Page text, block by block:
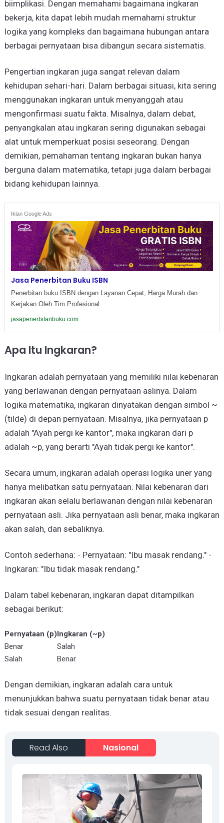
biimplikasi. Dengan memahami bagaimana ingkaran
bekerja, kita dapat lebih mudah memahami struktur
logika yang kompleks dan bagaimana hubungan antara
berbagai pernyataan bisa dibangun secara sistematis.
Pengertian ingkaran juga sangat relevan dalam
kehidupan sehari-hari. Dalam berbagai situasi, kita sering
menggunakan ingkaran untuk menyanggah atau
mengonfirmasi suatu fakta. Misalnya, dalam debat,
penyangkalan atau ingkaran sering digunakan sebagai
alat untuk memperkuat posisi seseorang. Dengan
demikian, pemahaman tentang ingkaran bukan hanya
berguna dalam matematika, tetapi juga dalam berbagai
bidang kehidupan lainnya.
Iklan Google Ads
Jasa Penerbitan Buku ISBN
Penerbitan buku ISBN dengan Layanan Cepat, Harga Murah dan
Kerjakan Oleh Tim Profesional
jasapenerbitanbuku.com
Apa Itu Ingkaran?
Ingkaran adalah pernyataan yang memiliki nilai kebenaran
yang berlawanan dengan pernyataan aslinya. Dalam
logika matematika, ingkaran dinyatakan dengan simbol ~
(tilde) di depan pernyataan. Misalnya, jika pernyataan p
adalah "Ayah pergi ke kantor", maka ingkaran dari p
adalah ~p, yang berarti "Ayah tidak pergi ke kantor".
Secara umum, ingkaran adalah operasi logika uner yang
hanya melibatkan satu pernyataan. Nilai kebenaran dari
ingkaran akan selalu berlawanan dengan nilai kebenaran
pernyataan asli. Jika pernyataan asli benar, maka ingkaran
akan salah, dan sebaliknya.
Contoh sederhana: - Pernyataan: "Ibu masak rendang." -
Ingkaran: "Ibu tidak masak rendang."
Dalam tabel kebenaran, ingkaran dapat ditampilkan
sebagai berikut:
Pernyataan (p)Ingkaran (~p)
Benar
Salah
Salah
Benar
Dengan demikian, ingkaran adalah cara untuk
menunjukkan bahwa suatu pernyataan tidak benar atau
tidak sesuai dengan realitas.
Read Also Nasional